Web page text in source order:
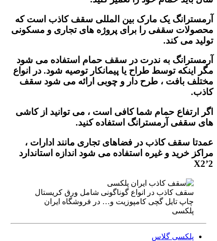
آرمسترانگ یک مارک بین المللی سقف کاذب است که
محصولات سقفی را برای پروژه های تجاری و مسکونی
تولید می کند.
آرمسترانگ به ندرت در سقف حمام استفاده می شود
مگر اینکه توسط طراح یا پیمانکار توصیه شود. در انواع
مختلف بافت ، طرح دار و چوبی ارائه می شود سقف
کاذب.
اگر ارتفاع حمام شما کافی است ، می توانید از کاشی
های سقفی آرمسترانگ استفاده کنید.
عمدتا سقف کاذب در فضاهای تجاری مانند ادارات ،
مراکز خرید و غیره استفاده می شود اندازه استاندارد
2’X2
سقف کاذب در انواع گوناگونی شامل ورق کریستال
چاپ تایل گچی کامپوزیت و… در فروشگاه ایران
پلکسی
پلکسی گلاس